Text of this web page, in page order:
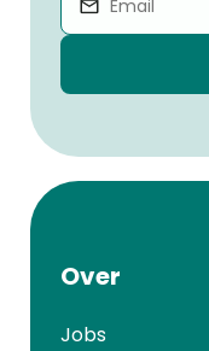
Over
Jobs